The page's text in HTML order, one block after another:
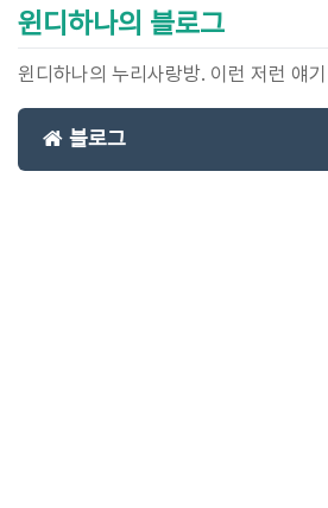
윈디하나의 블로그
윈디하나의 누리사랑방. 이런 저런 얘기
블로그